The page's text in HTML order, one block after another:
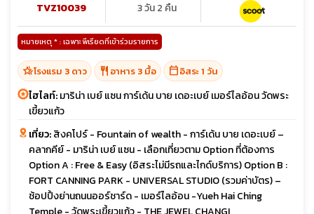
TVZ10039
3 วัน 2 คืน
หมายเหตุ * : เฉพาะพีเรียดที่เข้าร่วมรายการ
hotel_classโรงแรม 3 ดาว restaurant อาหาร 3 มื้อ calendar_todayอิสระ 1 วัน
ไฮไลท์:มาริน่า เบย์ แซน การ์เด้น บาย เดอะเบย์ เมอร์ไลอ้อน วัดพระ
เขี้ยวแก้ว
เที่ยว:สิงคโปร์ - Fountain of wealth - การ์เด้น บาย เดอะเบย์ –
คลากคีย์ - มาริน่า เบย์ แซน - เลือกเที่ยวตาม Option ที่ต้องการ
Option A : Free & Easy (อิสระไม่มีรถและไกด์บริการ) Option B :
FORT CANNING PARK - UNIVERSAL STUDIO (รวมค่าบัตร) –
ช้อปปิ้งย่านถนนออร์ชาร์ด - เมอร์ไลอ้อน -Yueh Hai Ching